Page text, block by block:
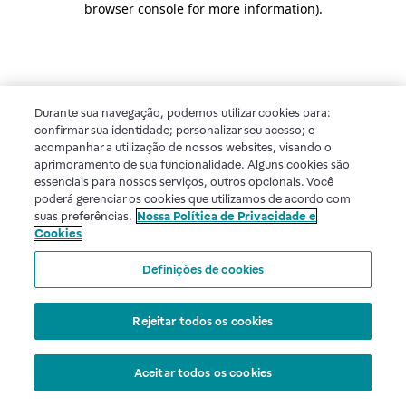
browser console for more information).
Durante sua navegação, podemos utilizar cookies para:
confirmar sua identidade; personalizar seu acesso; e
acompanhar a utilização de nossos websites, visando o
aprimoramento de sua funcionalidade. Alguns cookies são
essenciais para nossos serviços, outros opcionais. Você
poderá gerenciar os cookies que utilizamos de acordo com
suas preferências. Nossa Política de Privacidade e
Cookies
Definições de cookies
Rejeitar todos os cookies
Aceitar todos os cookies